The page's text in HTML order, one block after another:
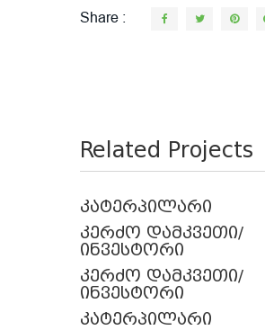
Share
Related Projects
კატერპილარი
კერძო დამკვეთი/
ინვესტორი
კერძო დამკვეთი/
ინვესტორი
კატერპილარი